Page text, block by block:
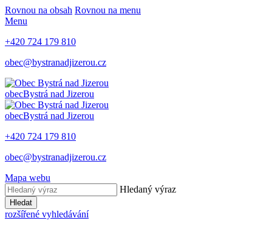
Rovnou na obsah Rovnou na menu
Menu
+420 724 179 810
obec@bystranadjizerou.cz
obecBystrá nad Jizerou
obecBystrá nad Jizerou
+420 724 179 810
obec@bystranadjizerou.cz
Mapa webu
Hledaný výraz
Hledat
rozšířené vyhledávání